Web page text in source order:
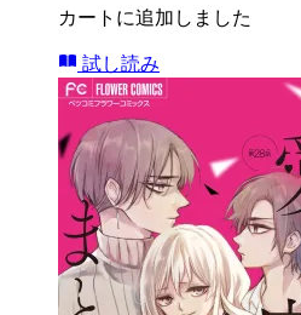
カートに追加しました
試し読み